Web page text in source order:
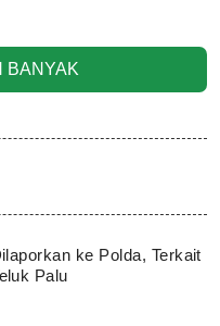
BANYAK
ke Polda, Terkait
Palu